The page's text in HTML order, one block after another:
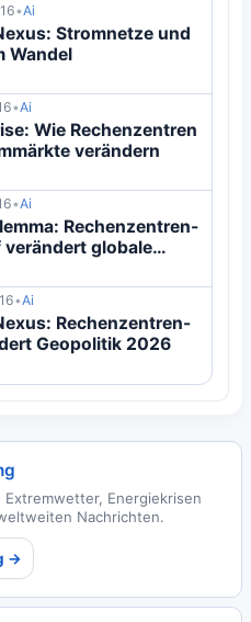
•Ai
Stromnetze und
Wandel
•Ai
Wie Rechenzentren
verändern
•Ai
Rechenzentren-
globale
•Ai
Rechenzentren-
Geopolitik 2026
Energiekrisen
Nachrichten.
→